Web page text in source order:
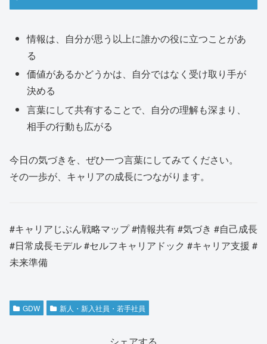
情報は、自分が思う以上に誰かの役に立つことがあ
る
価値があるかどうかは、自分ではなく受け取り手が
決める
言葉にして共有することで、自分の理解も深まり、
相手の行動も広がる
今日の気づきを、ぜひ一つ言葉にしてみてください。
その一歩が、キャリアの成長につながります。
#キャリアじぶん戦略マップ #情報共有 #気づき #自己成長
#日常成長モデル #セルフキャリアドック #キャリア支援 #
未来準備
GDW 新人・新入社員・若手社員
シェアする